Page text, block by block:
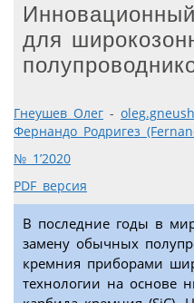
для
Гнеушев Олег -
Фернандо Родригез
№ 1’2020
PDF версия
В последние годы в
замену обычных
кремния приборами
технологии на основе